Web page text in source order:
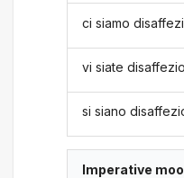
ci siamo
vi siate
si siano
Imperative